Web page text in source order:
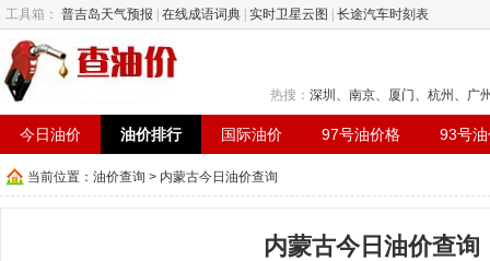
热搜： 深圳 、 南京、 厦门、 杭州 、 广
今日油价 油价排行 国际油价 97号油价格 93号
工具箱： 普吉岛天气预报 在线成语词典 实时卫星云图 长途汽车时刻表
当前位置： 油价查询 > 内蒙古今日油价查询
内蒙古今日油价查询